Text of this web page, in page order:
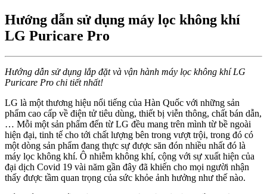
Hướng dẫn sử dụng máy lọc không khí
LG Puricare Pro
Hướng dẫn sử dụng lắp đặt và vận hành máy lọc không khí LG
Puricare Pro chi tiết nhất!
LG là một thương hiệu nổi tiếng của Hàn Quốc với những sản
phẩm cao cấp về điện tử tiêu dùng, thiết bị viễn thông, chất bán dẫn,
… Mỗi một sản phẩm đến từ LG đều mang trên mình từ bề ngoài
hiện đại, tinh tế cho tới chất lượng bên trong vượt trội, trong đó có
một dòng sản phẩm đang thực sự được săn đón nhiều nhất đó là
máy lọc không khí. Ô nhiễm không khí, cộng với sự xuất hiện của
đại dịch Covid 19 vài năm gần đây đã khiến cho mọi người nhận
thấy được tầm quan trọng của sức khỏe ảnh hưởng như thế nào.